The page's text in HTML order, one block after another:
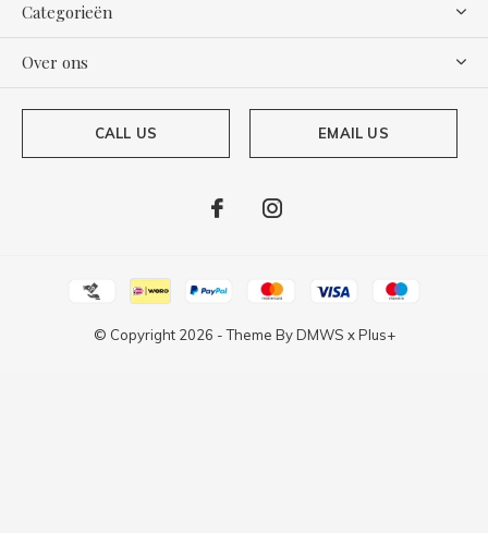
Categorieën
Over ons
CALL US EMAIL US
© Copyright 2026 - Theme ByDMWS xPlus+